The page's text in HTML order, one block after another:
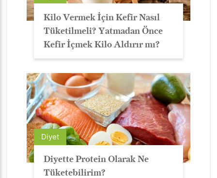
Kilo Vermek İçin Kefir Nasıl
Tüketilmeli? Yatmadan Önce
Kefir İçmek Kilo Aldırır mı?
Diyet
Diyette Protein Olarak Ne
Tüketebilirim?